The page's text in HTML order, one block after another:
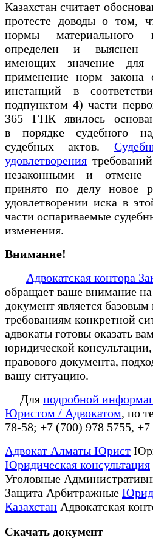
Казахстан считает
протесте доводы о том,
нормы материального
определен и выяснен
имеющих значение для
применение норм закона
инстанций в
подпунктом 4) части
365 ГПК явилось
в порядке судебного
судебных актов.
удовлетворения
незаконными и отмене
принято по делу новое
удовлетворении иска в
части оспариваемые
изменения.
Внимание!
Адвокатская контора
обращает ваше внимание
документ является базовым
требованиям конкретной
адвокаты готовы оказать
юридической
правового документа,
вашу ситуацию.
Для подробной
Юристом / Адвокатом, по
78-58; +7 (700) 978 5755,
Адвокат Алматы Юрист
Юридическая консультация
Уголовные
Защита Арбитражные
Казахстан Адвокатская
Скачать документ